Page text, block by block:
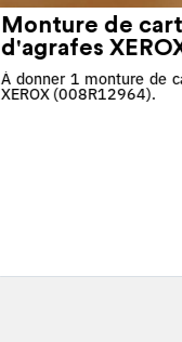
Monture de
d'agrafes
À donner 1 monture de
XEROX (008R12964).